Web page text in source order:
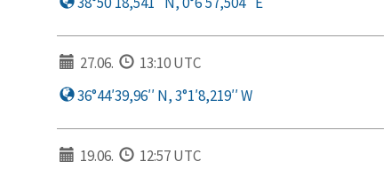
27.06.
13:10 UTC
36°44′39,96′′ N, 3°1′8,219′′ W
19.06.
12:57 UTC